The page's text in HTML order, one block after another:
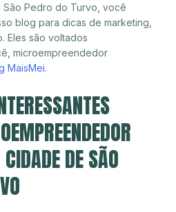
São Pedro do Turvo, você
blog para dicas de marketing,
Eles são voltados
microempreendedor
MaisMei.
DE SÃO